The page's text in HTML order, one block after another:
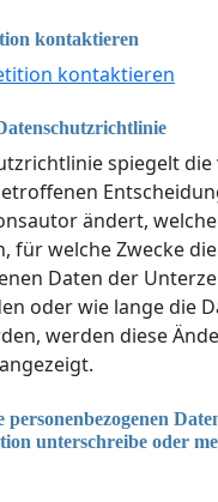
kontaktieren
kontaktieren
spiegelt die
ändert,
für welche Zwecke die
Daten der
oder wie lange die
werden diese
personenbezogenen
unterschreibe oder